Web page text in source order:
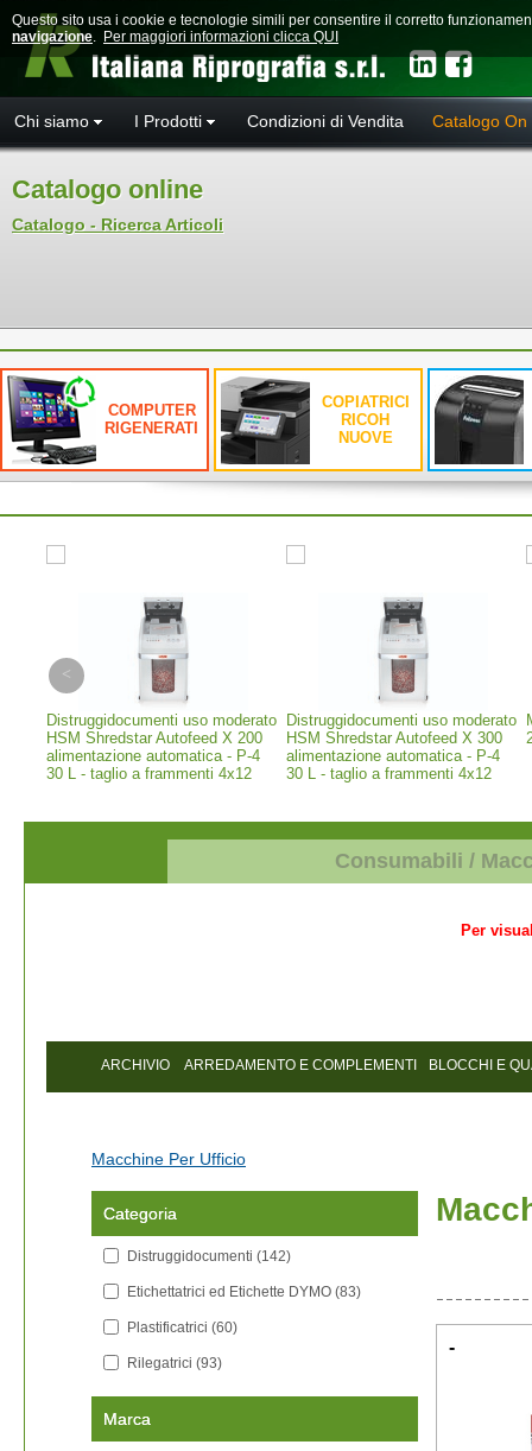
Questo sito usa i cookie e tecnologie simili per consentire il corretto
navigazione. Per maggiori informazioni clicca QUI
Chi siamo I Prodotti Condizioni di Vendita Catalogo On
Catalogo online
Catalogo - Ricerca Articoli
COMPUTER
RIGENERATI
COPIATRICI
RICOH
NUOVE
Distruggidocumenti uso moderato
HSM Shredstar Autofeed X 200
alimentazione automatica - P-4
30 L - taglio a frammenti 4x12
Distruggidocumenti uso moderato
HSM Shredstar Autofeed X 300
alimentazione automatica - P-4
30 L - taglio a frammenti 4x12
Consumabili /
Per
ARCHIVIO ARREDAMENTO E COMPLEMENTI BLOCCHI E
Macchine Per Ufficio
Categoria
Distruggidocumenti (142)
Etichettatrici ed Etichette DYMO (83)
Plastificatrici (60)
Rilegatrici (93)
Marca
-